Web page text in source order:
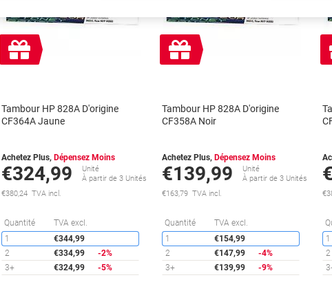
Cadeau
gratuit
Tambour HP 828A D'origine
CF364A Jaune
Achetez Plus, Dépensez Moins
€324,99
Unité
À partir de 3 Unités
€380,24 TVA incl.
Quantité TVA excl.
Économies
1
€344,99
2
€334,99
-2%
3+
€324,99 -5%
Cadeau
gratuit
Tambour HP 828A D'origine
CF358A Noir
Achetez Plus, Dépensez Moins
€139,99
Unité
À partir de 3 Unités
€163,79 TVA incl.
Quantité TVA excl.
1
€154,99
2
€147,99
-4%
3+
€139,99 -9%
1
2